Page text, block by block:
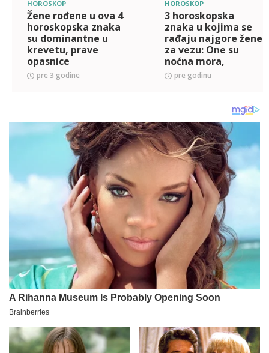
HOROSKOP
Žene rođene u ova 4
horoskopska znaka
su dominantne u
krevetu, prave
opasnice
pre 3 godine
HOROSKOP
3 horoskopska
znaka u kojima se
rađaju najgore žene
za vezu: One su
noćna mora,
muškarci beže
glavom bez obzira
pre godinu